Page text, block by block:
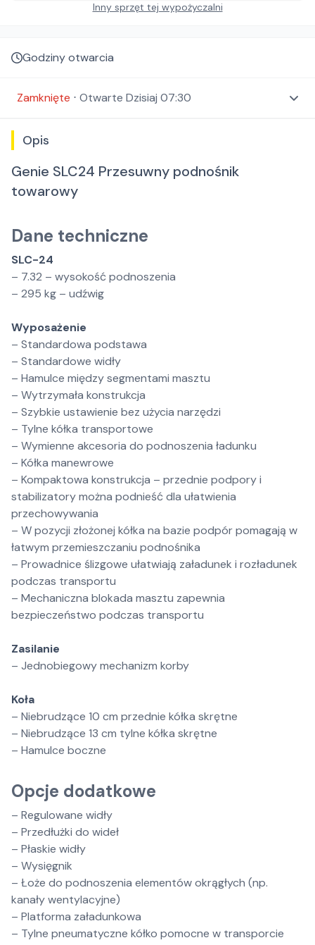
Inny sprzęt tej wypożyczalni
Godziny otwarcia
Zamknięte ⋅ Otwarte Dzisiaj 07:30
Opis
Genie SLC24 Przesuwny podnośnik
towarowy
Dane techniczne
SLC-24
– 7.32 – wysokość podnoszenia
– 295 kg – udźwig
Wyposażenie
– Standardowa podstawa
– Standardowe widły
– Hamulce między segmentami masztu
– Wytrzymała konstrukcja
– Szybkie ustawienie bez użycia narzędzi
– Tylne kółka transportowe
– Wymienne akcesoria do podnoszenia ładunku
– Kółka manewrowe
– Kompaktowa konstrukcja – przednie podpory i
stabilizatory można podnieść dla ułatwienia
przechowywania
– W pozycji złożonej kółka na bazie podpór pomagają w
łatwym przemieszczaniu podnośnika
– Prowadnice ślizgowe ułatwiają załadunek i rozładunek
podczas transportu
– Mechaniczna blokada masztu zapewnia
bezpieczeństwo podczas transportu
Zasilanie
– Jednobiegowy mechanizm korby
Koła
– Niebrudzące 10 cm przednie kółka skrętne
– Niebrudzące 13 cm tylne kółka skrętne
– Hamulce boczne
Opcje dodatkowe
– Regulowane widły
– Przedłużki do wideł
– Płaskie widły
– Wysięgnik
– Łoże do podnoszenia elementów okrągłych (np.
kanały wentylacyjne)
– Platforma załadunkowa
– Tylne pneumatyczne kółko pomocne w transporcie